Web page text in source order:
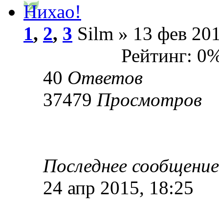
Нихао!
1, 2, 3 Silm » 13 фев
Рейтинг:
40 Ответов
37479 Просмотров
Последнее
24 апр 2015, 18:25